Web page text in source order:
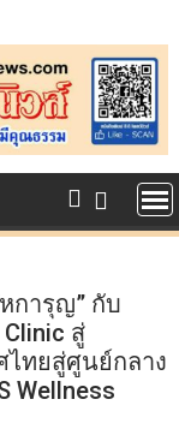
การุญ” กับ
สู่
ไทยสู่ศูนย์กลาง
Wellness